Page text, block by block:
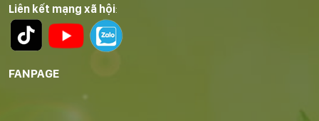
Liên kết mạng xã hội:
FANPAGE